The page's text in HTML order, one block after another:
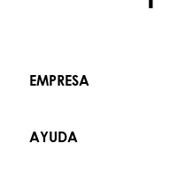
EMPRESA
AYUDA